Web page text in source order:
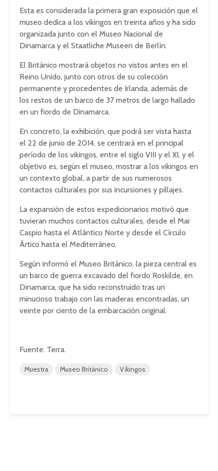
Esta es considerada la primera gran exposición que el
museo dedica a los vikingos en treinta años y ha sido
organizada junto con el Museo Nacional de
Dinamarca y el Staatliche Museen de Berlín.
El Británico mostrará objetos no vistos antes en el
Reino Unido, junto con otros de su colección
permanente y procedentes de Irlanda, además de
los restos de un barco de 37 metros de largo hallado
en un fiordo de Dinamarca.
En concreto, la exhibición, que podrá ser vista hasta
el 22 de junio de 2014, se centrará en el principal
período de los vikingos, entre el siglo VIII y el XI, y el
objetivo es, según el museo, mostrar a los vikingos en
un contexto global, a partir de sus numerosos
contactos culturales por sus incursiones y pillajes.
La expansión de estos expedicionarios motivó que
tuvieran muchos contactos culturales, desde el Mar
Caspio hasta el Atlántico Norte y desde el Círculo
Ártico hasta el Mediterráneo.
Según informó el Museo Británico, la pieza central es
un barco de guerra excavado del fiordo Roskilde, en
Dinamarca, que ha sido reconstruido tras un
minucioso trabajo con las maderas encontradas, un
veinte por ciento de la embarcación original.
Fuente: Terra.
Muestra Museo Británico Vikingos